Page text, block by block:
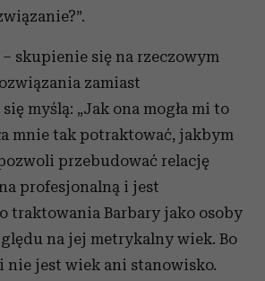
skupienie się na rzeczowym
zamiast
myślą: „Jak ona mogła mi to
mnie tak potraktować, jakbym
przebudować relację
profesjonalną i jest
traktowania Barbary jako osoby
na jej metrykalny wiek. Bo
nie jest wiek ani stanowisko.